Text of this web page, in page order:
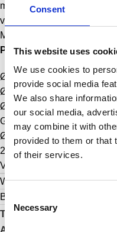
Consent
This website uses
We use cookies to
provide social media
We also share
our social media,
may combine it with
provided to them or that
of their services.
Consent
Selection
Necessary
mit CY💎Diamant,
veredelt
Made in Yiwu
Passform:
Ø Länge 11 cm
Ø Breite 4,5 cm
Ø Materialstärke 2 mm
Griffbreite 5 cm
Ø Öffnungsweite 5,5 cm
22 g
Versand & Lieferung
Weitere Informationen
Bewertungen (0)
Teilen:
Artikelnummer: